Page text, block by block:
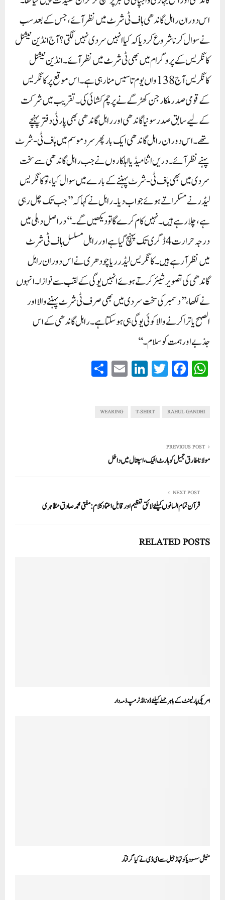
اس دوران راہل گاندھی ہاف ٹی شرٹ میں نظر آئے، جس کے بعد سب
نے سوال کرنا شروع کر دیا کہ کیا انہیں سردی نہیں لگتی؟ آج انڈین نیشنل
کانگریس کے پروگرام میں بھی ٹی شرٹ میں نظر آئے۔ انڈین نیشنل
کانگریس آج 138 واں یوم تاسیس منا رہی ہے۔ اس موقع پر کانگریس
کے قومی صدر ملکارجن کھڑگے نے پرچم کشائی کی۔ تقریب میں شرکت
کے لیے سابق صدر سونیا گاندھی اور راہل گاندھی بھی پارٹی دفتر پہنچے
تھے۔ اس دوران راہل گاندھی ایک بار پھر سرد موسم میں ہاف ٹی-شرٹ
پہنے نظر آئے۔ دریں اثنا میڈیا اہلکاروں نے جب راہل گاندھی سے سخت
سردی میں بھی ہاف ٹی-شرٹ پہننے کے بارے میں سوال کیا، تو کانگریس
لیڈر نے مسکراتے ہوئے جواب دیا۔ راہل نے کہا کہ ’’جب تک چل رہی
ہے، چلا رہے ہیں۔ نہیں کام کرے گا تو دیکھیں گے۔‘‘ دراصل دہلی میں
درجہ حرارت 4 ڈگری تک پہنچ گیا ہے اور راہل مسلسل ہاف ٹی شرٹ
میں نظر آ رہے ہیں۔ کانگریس لیڈر ریا چودھری نے اس دوران راہل
گاندھی کی تصویر شیئر کرتے ہوئے انہیں یوگی کے لقب سے نوازا۔ انہوں
نے لکھا، ’’دسمبر کی سخت سردی میں بھی صرف ٹی شرٹ پہننے والا اور
الصبح یاترا کرنے والا کوئی یوگی ہی ہو سکتا ہے۔ راہل گاندھی کے اس
جذبے اور ہمت کو سلام۔‘‘
W
ha
A
Fa
ce
ok
T
wi
r
Li
nk
In
E
m
RAHUL GANDHI
T-SHIRT
WEARING
PREVIOUS POST
مولانا طارق جمیل کو ہارٹ اٹیک، اسپتال میں داخل
NEXT POST
قرآن تمام انسانوں کیلئے لائق تعظیم اور قابل اعتماد کلام: مفتی محمد صادق مظاہری
RELATED POSTS
امریکی پارلیمنٹ کے باہر حملے کیلئے ڈونالڈ ٹرمپ ذمہ دار
منیش سسودیا کو تہاڑ جیل سے ای ڈ ی نے کیا گرفتار